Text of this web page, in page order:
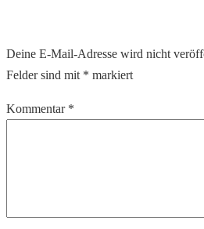
Deine E-Mail-Adresse wird nicht
Felder sind mit * markiert
Kommentar *